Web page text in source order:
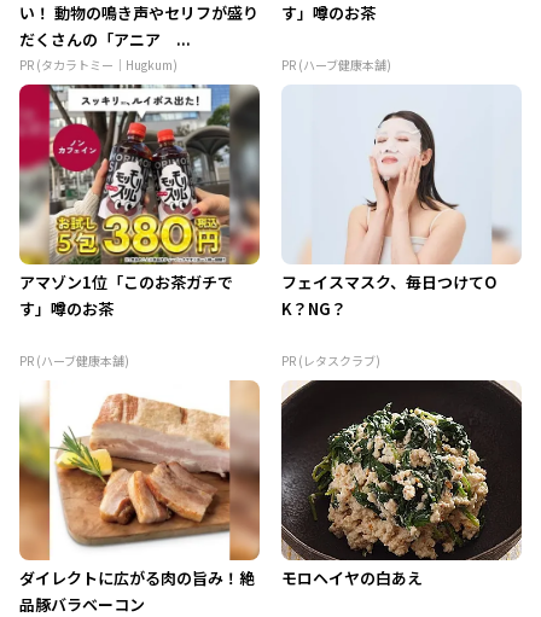
い！ 動物の鳴き声やセリフが盛り
だくさんの「アニア ...
PR (タカラトミー｜Hugkum)
す」噂のお茶
PR (ハーブ健康本舗)
アマゾン1位「このお茶ガチで
す」噂のお茶
PR (ハーブ健康本舗)
フェイスマスク、毎日つけてO
K？NG？
PR (レタスクラブ)
ダイレクトに広がる肉の旨み！絶
品豚バラベーコン
モロヘイヤの白あえ